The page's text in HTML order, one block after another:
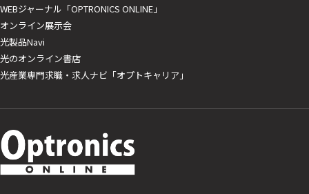
WEBジャーナル「OPTRONICS ONLINE」
オンライン展示会
光製品Navi
光のオンライン書店
光産業専門求職・求人ナビ「オプトキャリア」